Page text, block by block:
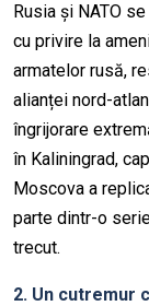
Rusia și NATO
cu privire la
armatelor rusă,
alianței nord-
îngrijorare
în Kaliningrad,
Moscova a
parte dintr-o
trecut.
2. Un cutremur